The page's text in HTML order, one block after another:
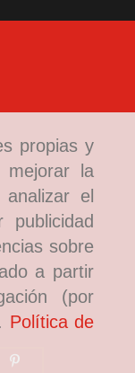
propias y
mejorar la
el
sobre
a partir
(por
Política de